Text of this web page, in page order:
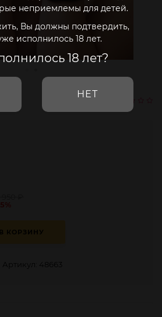
неприемлемы для детей.
Вы должны подтвердить,
исполнилось 18 лет.
18 лет?
НЕТ
В КОРЗИНУ
Артикул: 48663